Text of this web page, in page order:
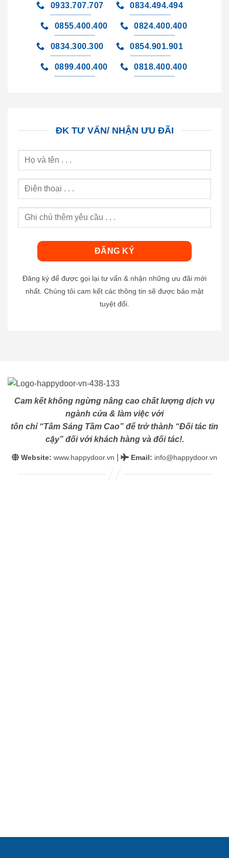
0933.707.707 0834.494.494
0855.400.400 0824.400.400
0834.300.300 0854.901.901
0899.400.400 0818.400.400
ĐK TƯ VẤN/ NHẬN ƯU ĐÃI
Đăng ký để được gọi lại tư vấn & nhận những ưu đãi mới
nhất. Chúng tôi cam kết các thông tin sẽ được bảo mật
tuyệt đối.
Cam kết không ngừng nâng cao chất lượng dịch vụ
ngành cửa & làm việc với
tôn chỉ “Tâm Sáng Tầm Cao” để trở thành “Đối tác tin
cậy” đối với khách hàng và đối tác!.
Website: www.happydoor.vn Email: info@happydoor.vn